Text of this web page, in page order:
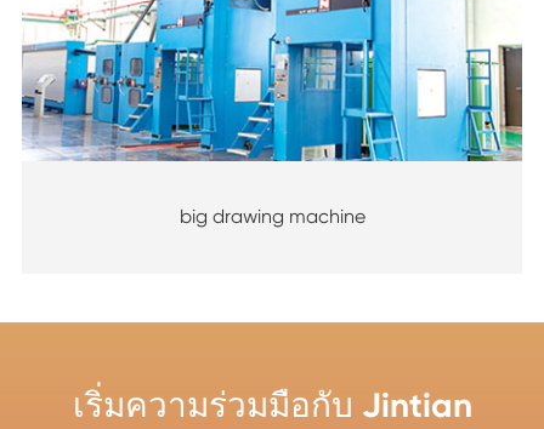
big drawing machine
เริ่มความร่วมมือกับ Jintian